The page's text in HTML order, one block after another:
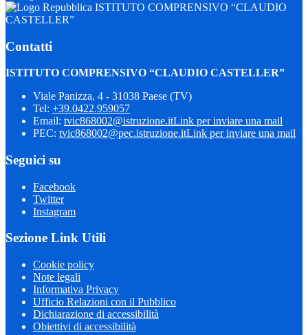
ISTITUTO COMPRENSIVO “CLAUDIO
CASTELLER”
Contatti
ISTITUTO COMPRENSIVO “CLAUDIO CASTELLER”
Viale Panizza, 4 - 31038 Paese (TV)
Tel: +39.0422.959057
Email: tvic868002@istruzione.itLink per inviare una mail
PEC: tvic868002@pec.istruzione.itLink per inviare una mail
Seguici su
Facebook
Twitter
Instagram
Sezione Link Utili
Cookie policy
Note legali
Informativa Privacy
Ufficio Relazioni con il Pubblico
Dichiarazione di accessibilità
Obiettivi di accessibilità